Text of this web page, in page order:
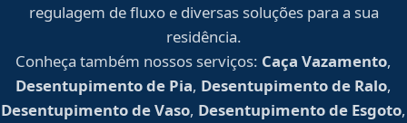
regulagem de fluxo e diversas soluções para a sua
residência.
Conheça também nossos serviços: Caça Vazamento,
Desentupimento de Pia, Desentupimento de Ralo,
Desentupimento de Vaso, Desentupimento de Esgoto,